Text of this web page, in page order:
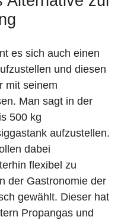
es sich auch einen
und diesen
mit seinem
Man sagt in der
500 kg
aufzustellen.
dabei
flexibel zu
der Gastronomie der
gewählt. Dieser hat
Propangas und